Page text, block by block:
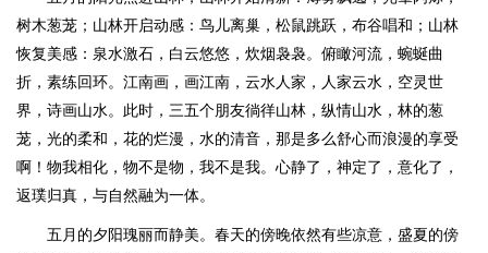
树木葱茏；山林开启动感：鸟儿离巢，松鼠跳跃，布谷唱和；山林
恢复美感：泉水激石，白云悠悠，炊烟袅袅。俯瞰河流，蜿蜒曲
折，素练回环。江南画，画江南，云水人家，人家云水，空灵世
界，诗画山水。此时，三五个朋友徜徉山林，纵情山水，林的葱
茏，光的柔和，花的烂漫，水的清音，那是多么舒心而浪漫的享受
啊！物我相化，物不是物，我不是我。心静了，神定了，意化了，
返璞归真，与自然融为一体。
五月的夕阳瑰丽而静美。春天的傍晚依然有些凉意，盛夏的傍